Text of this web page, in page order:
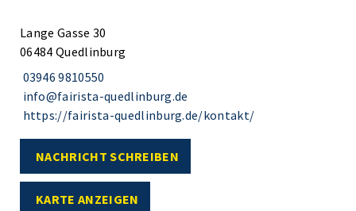
Lange Gasse 30
06484 Quedlinburg
03946 9810550
info@fairista-quedlinburg.de
https://fairista-quedlinburg.de/kontakt/
NACHRICHT SCHREIBEN
KARTE ANZEIGEN